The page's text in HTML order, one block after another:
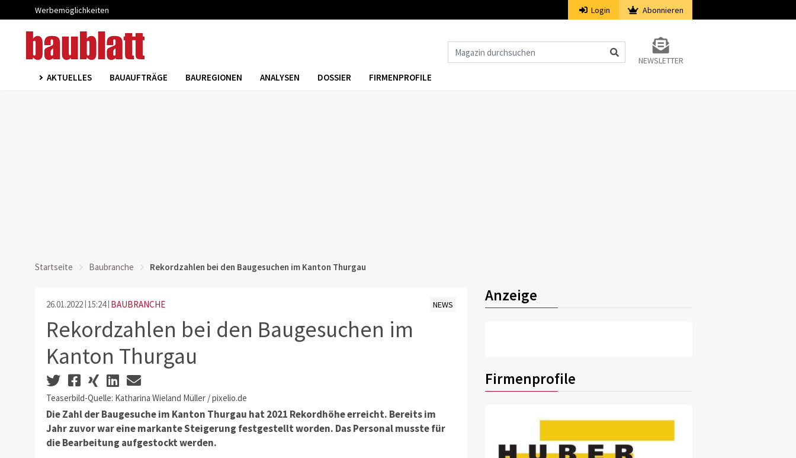
Werbemöglichkeiten Login Abonnieren
NEWSLETTER
AKTUELLES BAUAUFTRÄGE BAUREGIONEN ANALYSEN DOSSIER FIRMENPROFILE
Startseite Baubranche Rekordzahlen bei den Baugesuchen im Kanton Thurgau
26.01.2022 15:24 BAUBRANCHE NEWS
Rekordzahlen bei den Baugesuchen im
Kanton Thurgau
Teaserbild-Quelle: Katharina Wieland Müller / pixelio.de
Die Zahl der Baugesuche im Kanton Thurgau hat 2021 Rekordhöhe erreicht. Bereits im
Jahr zuvor war eine markante Steigerung festgestellt worden. Das Personal musste für
die Bearbeitung aufgestockt werden.
Anzeige
Firmenprofile